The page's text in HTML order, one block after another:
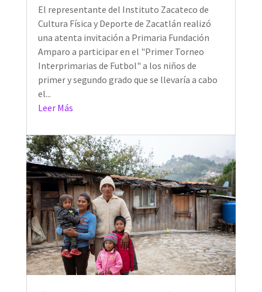
El representante del Instituto Zacateco de
Cultura Física y Deporte de Zacatlán realizó
una atenta invitación a Primaria Fundación
Amparo a participar en el "Primer Torneo
Interprimarias de Futbol" a los niños de
primer y segundo grado que se llevaría a cabo
el...
Leer Más